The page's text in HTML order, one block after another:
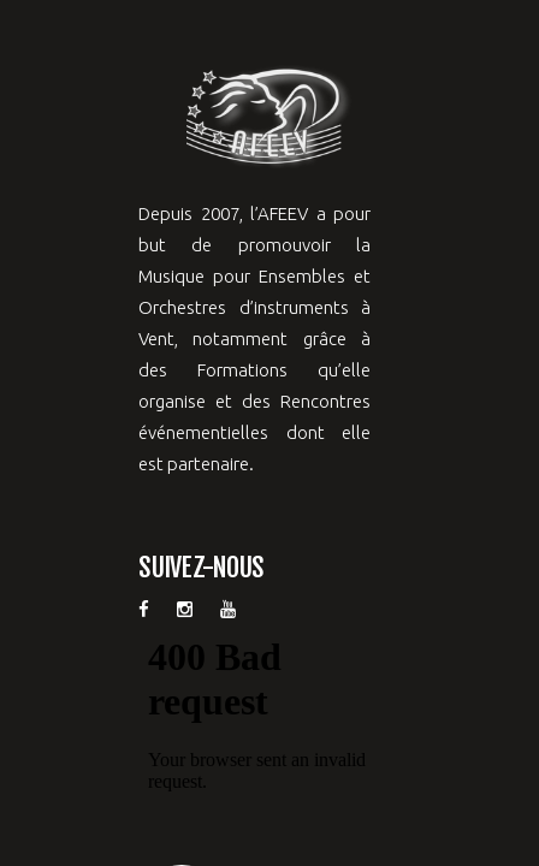
Depuis 2007, l’AFEEV a pour
but de promouvoir la
Musique pour Ensembles et
Orchestres d’instruments à
Vent, notamment grâce à
des Formations qu’elle
organise et des Rencontres
événementielles dont elle
est partenaire.
SUIVEZ-NOUS